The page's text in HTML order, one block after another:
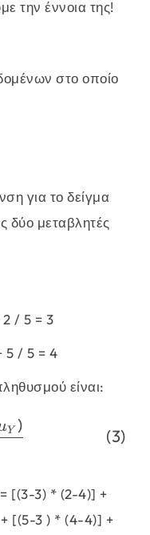
την έννοια της!
στο οποίο
για το δείγμα
δύο μεταβλητές
2 / 5 = 3
5 / 5 = 4
είναι:
Y )
= [(3-3) * (2-4)] +
[(5-3 ) * (4-4)] +